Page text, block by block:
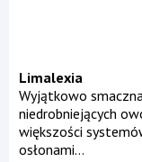
Limalexia
Wyjątkowo
niedrobniejących
większości
osłonami...